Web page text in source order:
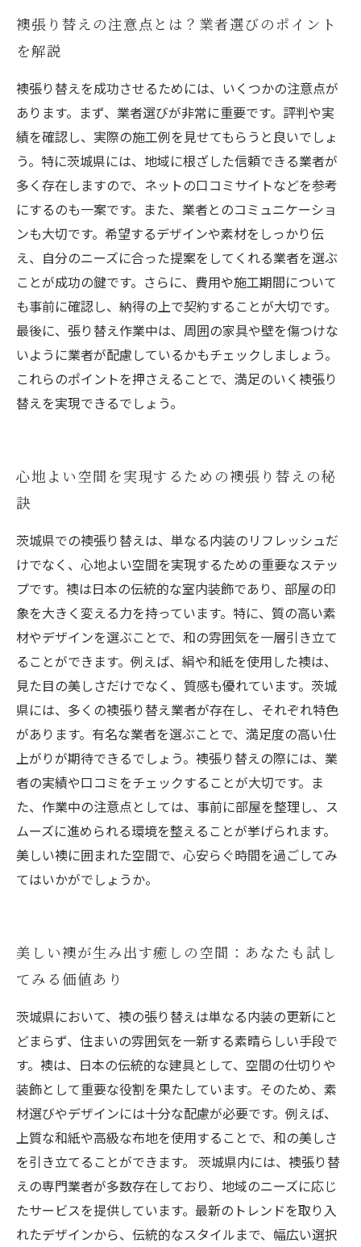
襖張り替えの注意点とは？業者選びのポイント
を解説
襖張り替えを成功させるためには、いくつかの注意点が
あります。まず、業者選びが非常に重要です。評判や実
績を確認し、実際の施工例を見せてもらうと良いでしょ
う。特に茨城県には、地域に根ざした信頼できる業者が
多く存在しますので、ネットの口コミサイトなどを参考
にするのも一案です。また、業者とのコミュニケーショ
ンも大切です。希望するデザインや素材をしっかり伝
え、自分のニーズに合った提案をしてくれる業者を選ぶ
ことが成功の鍵です。さらに、費用や施工期間について
も事前に確認し、納得の上で契約することが大切です。
最後に、張り替え作業中は、周囲の家具や壁を傷つけな
いように業者が配慮しているかもチェックしましょう。
これらのポイントを押さえることで、満足のいく襖張り
替えを実現できるでしょう。
心地よい空間を実現するための襖張り替えの秘
訣
茨城県での襖張り替えは、単なる内装のリフレッシュだ
けでなく、心地よい空間を実現するための重要なステッ
プです。襖は日本の伝統的な室内装飾であり、部屋の印
象を大きく変える力を持っています。特に、質の高い素
材やデザインを選ぶことで、和の雰囲気を一層引き立て
ることができます。例えば、絹や和紙を使用した襖は、
見た目の美しさだけでなく、質感も優れています。茨城
県には、多くの襖張り替え業者が存在し、それぞれ特色
があります。有名な業者を選ぶことで、満足度の高い仕
上がりが期待できるでしょう。襖張り替えの際には、業
者の実績や口コミをチェックすることが大切です。ま
た、作業中の注意点としては、事前に部屋を整理し、ス
ムーズに進められる環境を整えることが挙げられます。
美しい襖に囲まれた空間で、心安らぐ時間を過ごしてみ
てはいかがでしょうか。
美しい襖が生み出す癒しの空間：あなたも試し
てみる価値あり
茨城県において、襖の張り替えは単なる内装の更新にと
どまらず、住まいの雰囲気を一新する素晴らしい手段で
す。襖は、日本の伝統的な建具として、空間の仕切りや
装飾として重要な役割を果たしています。そのため、素
材選びやデザインには十分な配慮が必要です。例えば、
上質な和紙や高級な布地を使用することで、和の美しさ
を引き立てることができます。 茨城県内には、襖張り替
えの専門業者が多数存在しており、地域のニーズに応じ
たサービスを提供しています。最新のトレンドを取り入
れたデザインから、伝統的なスタイルまで、幅広い選択